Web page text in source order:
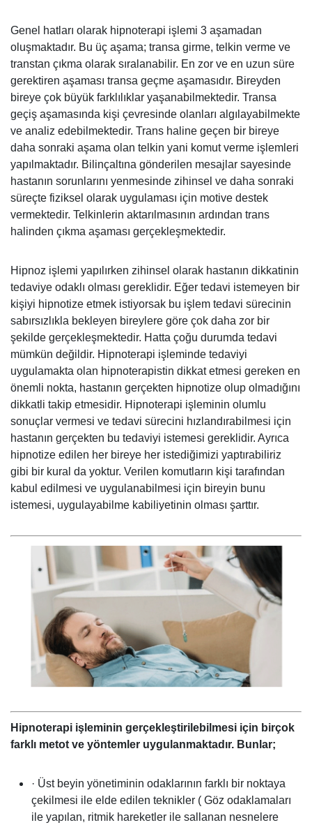
Genel hatları olarak hipnoterapi işlemi 3 aşamadan
oluşmaktadır. Bu üç aşama; transa girme, telkin verme ve
transtan çıkma olarak sıralanabilir. En zor ve en uzun süre
gerektiren aşaması transa geçme aşamasıdır. Bireyden
bireye çok büyük farklılıklar yaşanabilmektedir. Transa
geçiş aşamasında kişi çevresinde olanları algılayabilmekte
ve analiz edebilmektedir. Trans haline geçen bir bireye
daha sonraki aşama olan telkin yani komut verme işlemleri
yapılmaktadır. Bilinçaltına gönderilen mesajlar sayesinde
hastanın sorunlarını yenmesinde zihinsel ve daha sonraki
süreçte fiziksel olarak uygulaması için motive destek
vermektedir. Telkinlerin aktarılmasının ardından trans
halinden çıkma aşaması gerçekleşmektedir.
Hipnoz işlemi yapılırken zihinsel olarak hastanın dikkatinin
tedaviye odaklı olması gereklidir. Eğer tedavi istemeyen bir
kişiyi hipnotize etmek istiyorsak bu işlem tedavi sürecinin
sabırsızlıkla bekleyen bireylere göre çok daha zor bir
şekilde gerçekleşmektedir. Hatta çoğu durumda tedavi
mümkün değildir. Hipnoterapi işleminde tedaviyi
uygulamakta olan hipnoterapistin dikkat etmesi gereken en
önemli nokta, hastanın gerçekten hipnotize olup olmadığını
dikkatli takip etmesidir. Hipnoterapi işleminin olumlu
sonuçlar vermesi ve tedavi sürecini hızlandırabilmesi için
hastanın gerçekten bu tedaviyi istemesi gereklidir. Ayrıca
hipnotize edilen her bireye her istediğimizi yaptırabiliriz
gibi bir kural da yoktur. Verilen komutların kişi tarafından
kabul edilmesi ve uygulanabilmesi için bireyin bunu
istemesi, uygulayabilme kabiliyetinin olması şarttır.
Hipnoterapi işleminin gerçekleştirilebilmesi için birçok
farklı metot ve yöntemler uygulanmaktadır. Bunlar;
· Üst beyin yönetiminin odaklarının farklı bir noktaya
çekilmesi ile elde edilen teknikler ( Göz odaklamaları
ile yapılan, ritmik hareketler ile sallanan nesnelere